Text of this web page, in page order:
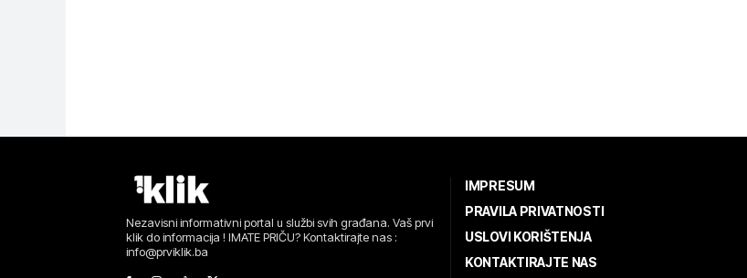
Nezavisni informativni portal u službi svih građana. Vaš prvi
klik do informacija ! IMATE PRIČU? Kontaktirajte nas :
info@prviklik.ba
IMPRESUM
PRAVILA PRIVATNOSTI
USLOVI KORIŠTENJA
KONTAKTIRAJTE NAS